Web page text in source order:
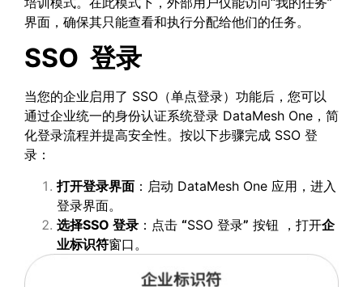
界面，确保其只能查看和执行分配给他们的任务。
SSO 登录
当您的企业启用了 SSO（单点登录）功能后，您可以
通过企业统一的身份认证系统登录 DataMesh One，简
化登录流程并提高安全性。按以下步骤完成 SSO 登
录：
打开登录界面 ：启动 DataMesh One 应用，进入
登录界面。
选择SSO 登录 ：点击 “SSO 登录” 按钮 ，打开企
业标识符窗口。